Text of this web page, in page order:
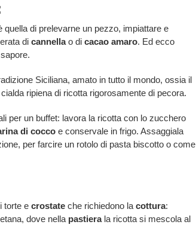
di prelevarne un pezzo, impiattare e
di cannellao di cacao amaro. Ed ecco
Siciliana, amato in tutto il mondo, ossia il
ripiena di ricotta rigorosamente di pecora.
per un buffet: lavora la ricotta con lo zucchero
di coccoe conservale in frigo. Assaggiala
per farcire un rotolo di pasta biscotto o come
torte e crostateche richiedono la cottura:
dove nella pastierala ricotta si mescola al